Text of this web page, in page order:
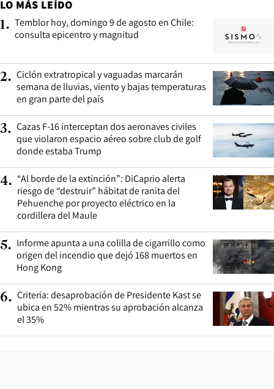
LO MÁS LEÍDO
1. Temblor hoy, domingo 9 de agosto en Chile:
consulta epicentro y magnitud
2. Ciclón extratropical y vaguadas marcarán
semana de lluvias, viento y bajas temperaturas
en gran parte del país
3. Cazas F-16 interceptan dos aeronaves civiles
que violaron espacio aéreo sobre club de golf
donde estaba Trump
4. “Al borde de la extinción”: DiCaprio alerta
riesgo de “destruir” hábitat de ranita del
Pehuenche por proyecto eléctrico en la
cordillera del Maule
5. Informe apunta a una colilla de cigarrillo como
origen del incendio que dejó 168 muertos en
Hong Kong
6. Criteria: desaprobación de Presidente Kast se
ubica en 52% mientras su aprobación alcanza
el 35%